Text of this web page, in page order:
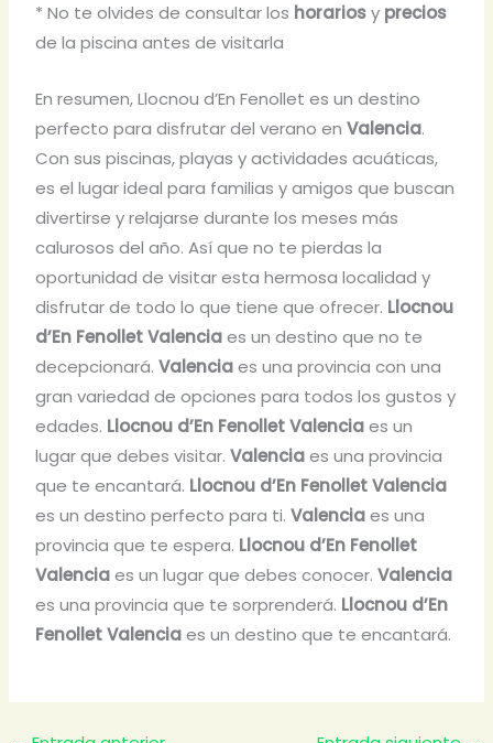
* No te olvides de consultar los horariosy precios
de la piscina antes de visitarla
En resumen, Llocnou d’En Fenollet es un destino
perfecto para disfrutar del verano enValencia.
Con sus piscinas, playas y actividades acuáticas,
es el lugar ideal para familias y amigos que buscan
divertirse y relajarse durante los meses más
calurosos del año. Así que no te pierdas la
oportunidad de visitar esta hermosa localidad y
disfrutar de todo lo que tiene que ofrecer. Llocnou
d’En Fenollet Valenciaes un destino que no te
decepcionará.Valenciaes una provincia con una
gran variedad de opciones para todos los gustos y
edades. Llocnou d’En Fenollet Valenciaes un
lugar que debes visitar.Valenciaes una provincia
que te encantará. Llocnou d’En Fenollet Valencia
es un destino perfecto para ti.Valenciaes una
provincia que te espera. Llocnou d’En Fenollet
Valenciaes un lugar que debes conocer.Valencia
es una provincia que te sorprenderá. Llocnou d’En
Fenollet Valenciaes un destino que te encantará.